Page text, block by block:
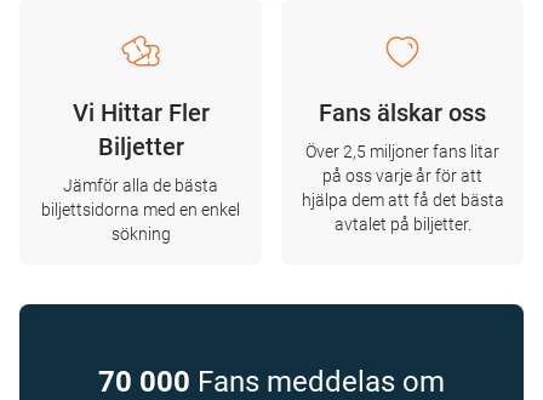
Vi Hittar Fler
Biljetter
Jämför alla de bästa
biljettsidorna med en enkel
sökning
Fans älskar oss
Över 2,5 miljoner fans litar
på oss varje år för att
hjälpa dem att få det bästa
avtalet på biljetter.
70 000 Fans meddelas om